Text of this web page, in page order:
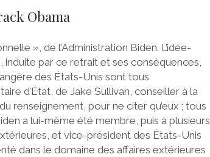
Obama
», de l’Administration Biden. L’idée-
par ce retrait et ses conséquences,
des États-Unis sont tous
d’État, de Jake Sullivan, conseiller à la
renseignement, pour ne citer qu’eux ; tous
a lui-même été membre, puis à plusieurs
et vice-président des États-Unis
dans le domaine des affaires extérieures